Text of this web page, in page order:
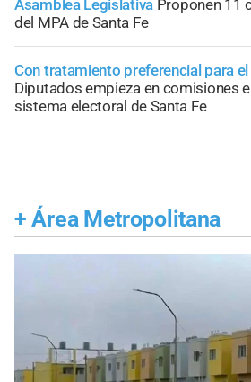
Asamblea Legislativa Proponen 11
del MPA de Santa Fe
Con tratamiento preferencial para
Diputados empieza en comisiones
sistema electoral de Santa Fe
+ Área Metropolitana